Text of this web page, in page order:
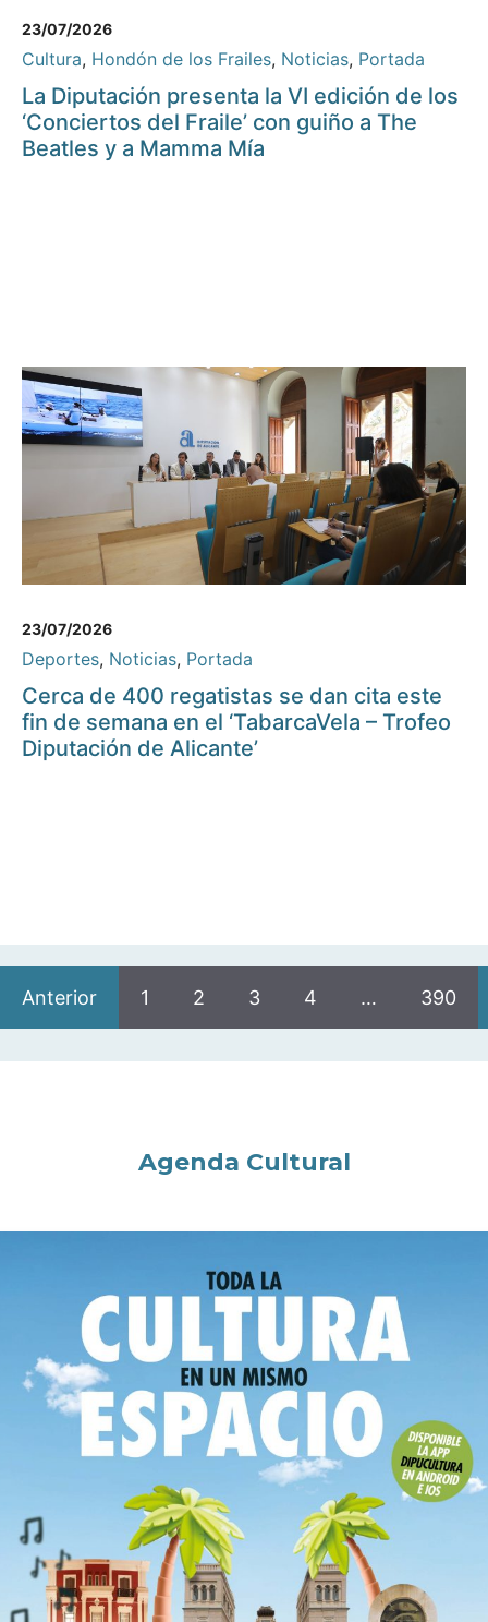
23/07/2026
Cultura, Hondón de los Frailes, Noticias, Portada
La Diputación presenta la VI edición de los
‘Conciertos del Fraile’ con guiño a The
Beatles y a Mamma Mía
23/07/2026
Deportes, Noticias, Portada
Cerca de 400 regatistas se dan cita este
fin de semana en el ‘TabarcaVela – Trofeo
Diputación de Alicante’
Anterior 1 2 3 4 … 390
Agenda Cultural